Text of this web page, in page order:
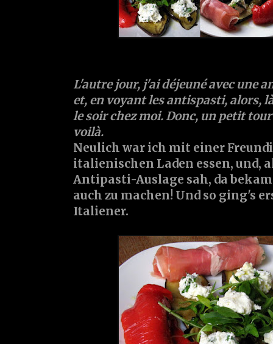
L'autre jour, j'ai déjeuné avec une
et, en voyant les antispasti, alors,
le soir chez moi. Donc, un petit
voilà.
Neulich war ich mit einer
italienischen Laden essen, und,
Antipasti-Auslage sah, da bekam
auch zu machen! Und so ging's
Italiener.